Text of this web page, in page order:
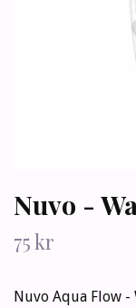
Nuvo -
75 kr
Nuvo Aqua Flow -